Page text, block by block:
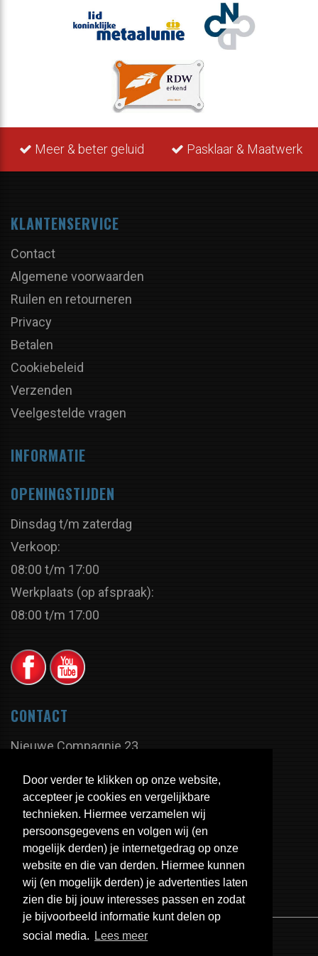
Door verder te klikken op onze website,
accepteer je cookies en vergelijkbare
technieken. Hiermee verzamelen wij
persoonsgegevens en volgen wij (en
mogelijk derden) je internetgedrag op onze
website en die van derden. Hiermee kunnen
wij (en mogelijk derden) je advertenties laten
zien die bij jouw interesses passen en zodat
je bijvoorbeeld informatie kunt delen op
social media.
Lees meer
geluid Pasklaar & Maatwerk Levering uit
KLANTENSERVICE
Contact
Algemene voorwaarden
Ruilen en retourneren
Privacy
Betalen
Cookiebeleid
Verzenden
Veelgestelde vragen
INFORMATIE
OPENINGSTIJDEN
Dinsdag t/m zaterdag
Verkoop:
08:00 t/m 17:00
Werkplaats (op afspraak):
08:00 t/m 17:00
CONTACT
Nieuwe Compagnie 23
Nederland
Tel:
+31 598 - 350 335
Fax:
+31 598 - 320 402
E-mail:
info@uitlaten.com